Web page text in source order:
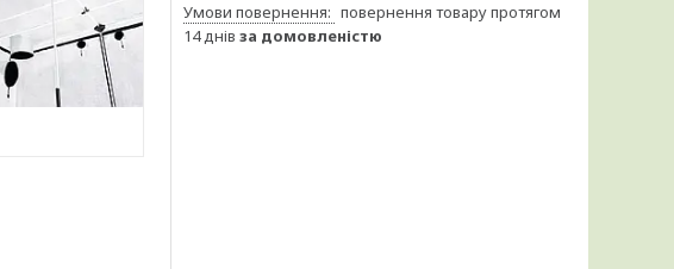
повернення товару протягом
14 днів за домовленістю